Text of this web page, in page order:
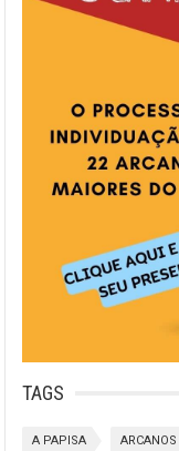
TAGS
A PAPISA ARCANOS